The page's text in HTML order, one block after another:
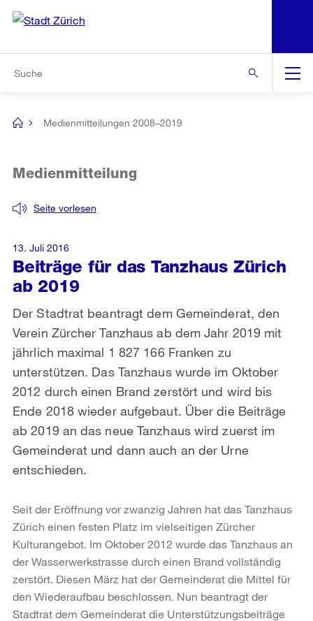
Navigation
[no
Medienmitteilungen 2008–2019
Beiträge für das Tanzhaus Zürich
ab 2019
Seite vorlesen
Medienmitteilung
Der Stadtrat beantragt dem Gemeinderat, den
Verein Zürcher Tanzhaus ab dem Jahr 2019 mit
jährlich maximal 1 827 166 Franken zu
unterstützen. Das Tanzhaus wurde im Oktober
2012 durch einen Brand zerstört und wird bis
Ende 2018 wieder aufgebaut. Über die Beiträge
ab 2019 an das neue Tanzhaus wird zuerst im
Gemeinderat und dann auch an der Urne
entschieden.
13. Juli 2016
Seit der Eröffnung vor zwanzig Jahren hat das Tanzhaus
Zürich einen festen Platz im vielseitigen Zürcher
Kulturangebot. Im Oktober 2012 wurde das Tanzhaus an
der Wasserwerkstrasse durch einen Brand vollständig
zerstört. Diesen März hat der Gemeinderat die Mittel für
den Wiederaufbau beschlossen. Nun beantragt der
Stadtrat dem Gemeinderat die Unterstützungsbeiträge